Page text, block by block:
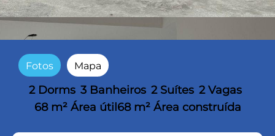
Fotos Mapa
2 Dorms 3 Banheiros 2 Suítes 2 Vagas
68 m² Área útil 68 m² Área construída